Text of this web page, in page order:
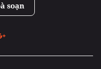
soạn